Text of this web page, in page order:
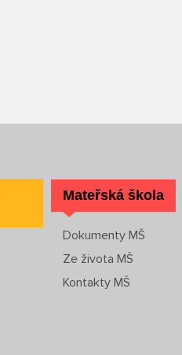
Mateřská škola
Dokumenty MŠ
Ze života MŠ
Kontakty MŠ